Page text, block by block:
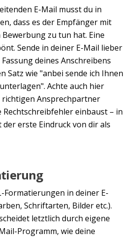
E-Mail musst du in
dass es der Empfänger mit
zu tun hat. Eine
Sende in deiner E-Mail lieber
deines Anschreibens
Satz wie "anbei sende ich Ihnen
Achte auch hier
richtigen Ansprechpartner
einbaust – in
erste Eindruck von dir als
Formatierungen in deiner E-
Schriftarten, Bilder etc.).
letztlich durch eigene
Programm, wie deine